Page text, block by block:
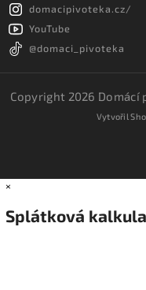
domacipivoteka.cz/
YouTube
@domaci_pivoteka
Copyright 2026 Domácí
Vytvořil
×
Splátková